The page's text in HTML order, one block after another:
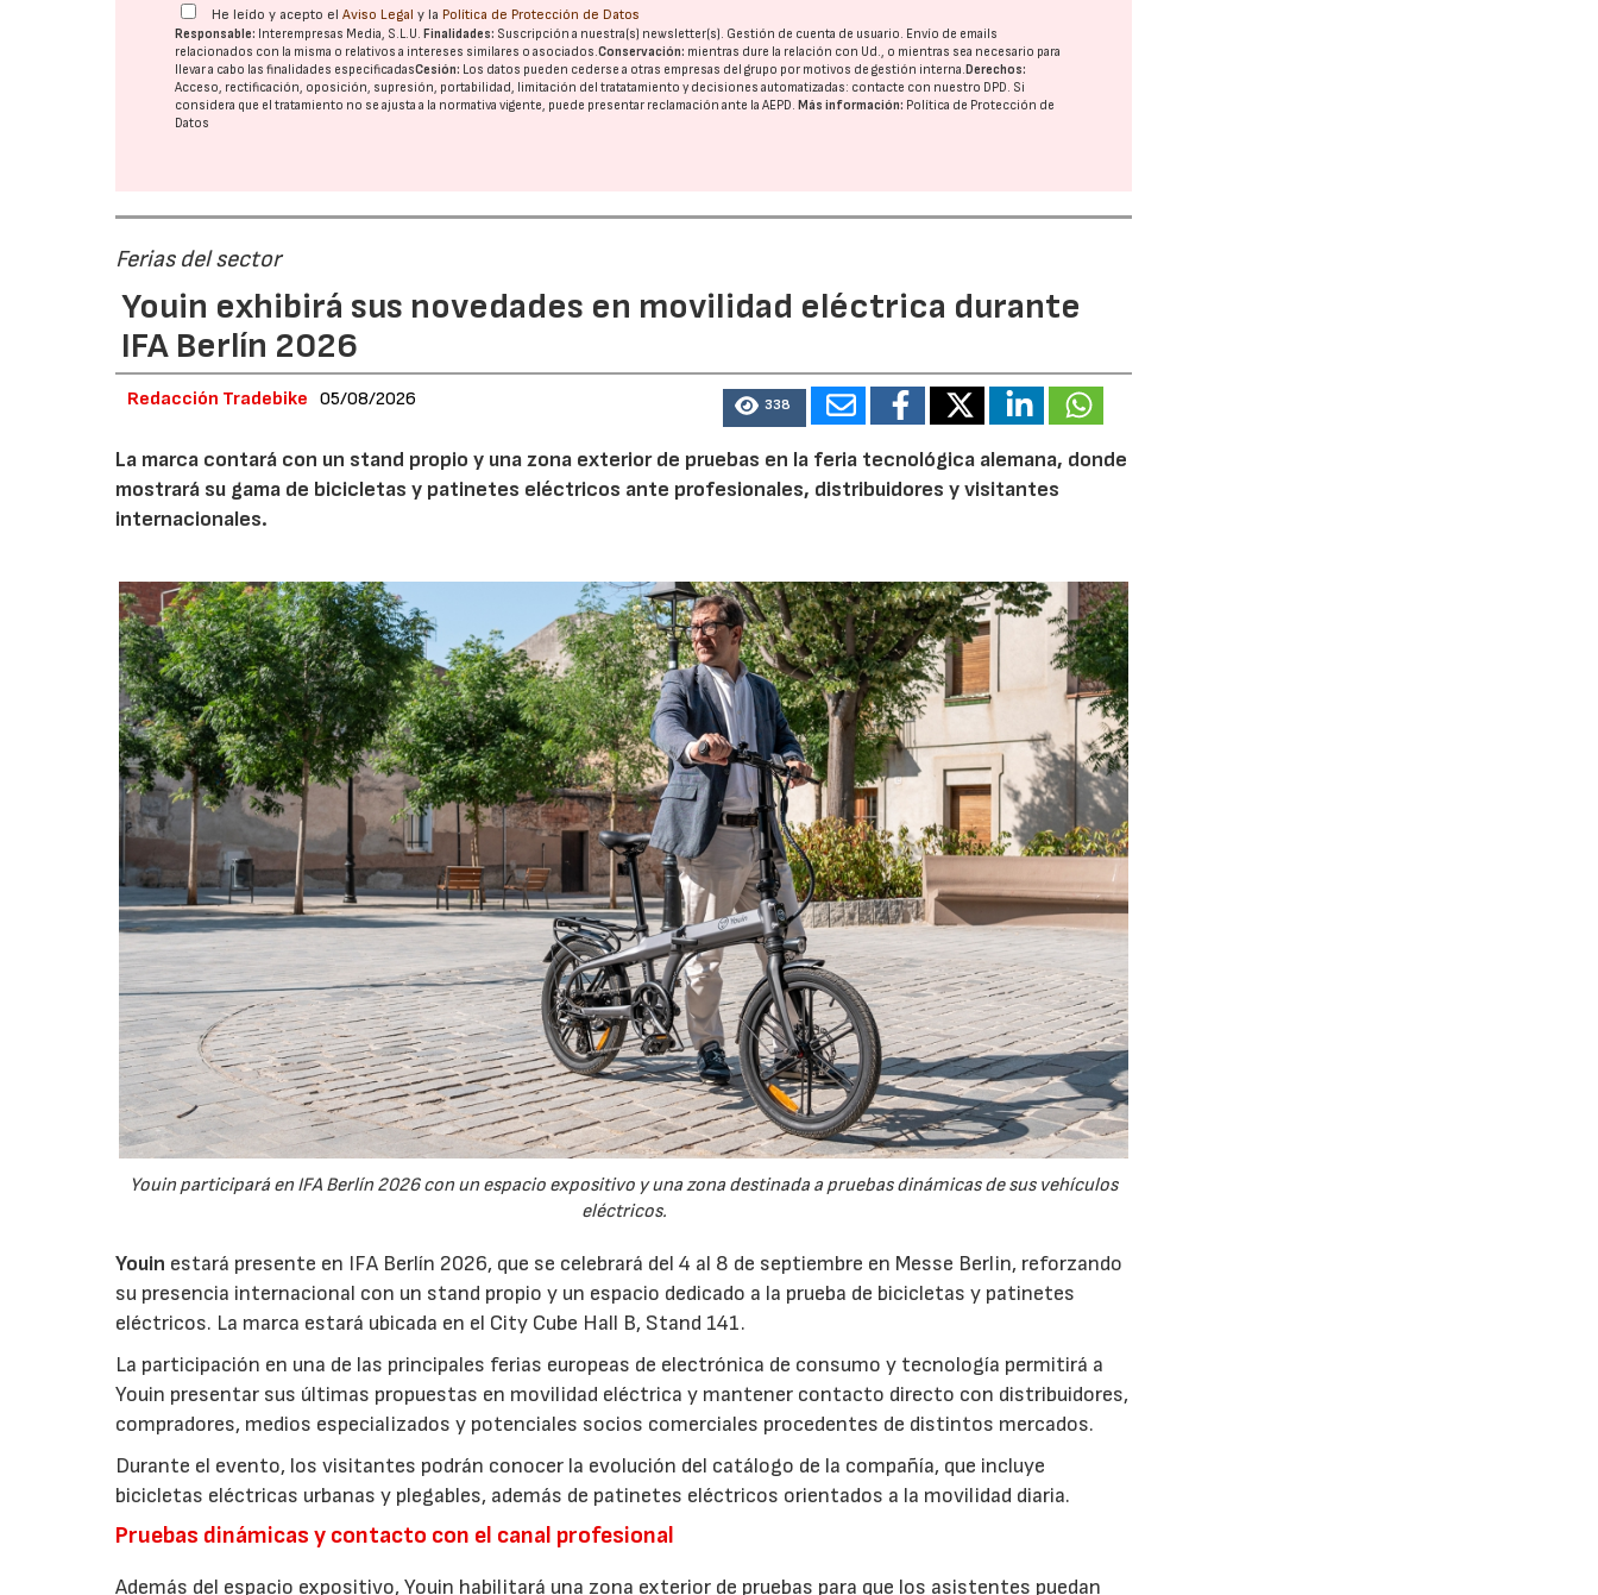
He leído y acepto elAviso Legal y la Política de Protección de Datos
Responsable: Interempresas Media, S.L.U. Finalidades: Suscripción a nuestra(s) newsletter(s). Gestión de cuenta de usuario. Envío de emails
relacionados con la misma o relativos a intereses similares o asociados.Conservación: mientras dure la relación con Ud., o mientras sea necesario para
llevar a cabo las finalidades especificadasCesión: Los datos pueden cederse a otras empresas del grupo por motivos de gestión interna. Derechos:
Acceso, rectificación, oposición, supresión, portabilidad, limitación del tratatamiento y decisiones automatizadas: contacte con nuestro DPD. Si
considera que el tratamiento no se ajusta a la normativa vigente, puede presentar reclamación ante laAEPD. Más información: Política de Protección de
Datos
Ferias del sector
Youin exhibirá sus novedades en movilidad eléctrica durante
IFA Berlín 2026
Redacción Tradebike 05/08/2026 338
La marca contará con un stand propio y una zona exterior de pruebas en la feria tecnológica alemana, donde
mostrará su gama de bicicletas y patinetes eléctricos ante profesionales, distribuidores y visitantes
internacionales.
Youin participará en IFA Berlín 2026 con un espacio expositivo y una zona destinada a pruebas dinámicas de sus vehículos
eléctricos.
Youin estará presente en IFA Berlín 2026, que se celebrará del 4 al 8 de septiembre en Messe Berlin, reforzando
su presencia internacional con un stand propio y un espacio dedicado a la prueba de bicicletas y patinetes
eléctricos. La marca estará ubicada en el City Cube Hall B, Stand 141.
La participación en una de las principales ferias europeas de electrónica de consumo y tecnología permitirá a
Youin presentar sus últimas propuestas en movilidad eléctrica y mantener contacto directo con distribuidores,
compradores, medios especializados y potenciales socios comerciales procedentes de distintos mercados.
Durante el evento, los visitantes podrán conocer la evolución del catálogo de la compañía, que incluye
bicicletas eléctricas urbanas y plegables, además de patinetes eléctricos orientados a la movilidad diaria.
Pruebas dinámicas y contacto con el canal profesional
Además del espacio expositivo, Youin habilitará una zona exterior de pruebas para que los asistentes puedan